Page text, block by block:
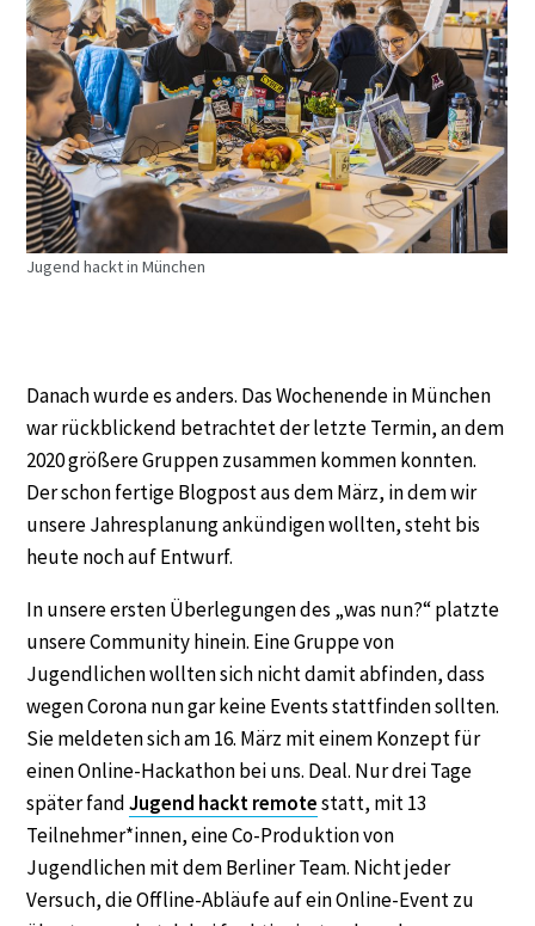
Jugend hackt in München
Danach wurde es anders. Das Wochenende in München
war rückblickend betrachtet der letzte Termin, an dem
2020 größere Gruppen zusammen kommen konnten.
Der schon fertige Blogpost aus dem März, in dem wir
unsere Jahresplanung ankündigen wollten, steht bis
heute noch auf Entwurf.
In unsere ersten Überlegungen des „was nun?“ platzte
unsere Community hinein. Eine Gruppe von
Jugendlichen wollten sich nicht damit abfinden, dass
wegen Corona nun gar keine Events stattfinden sollten.
Sie meldeten sich am 16. März mit einem Konzept für
einen Online-Hackathon bei uns. Deal. Nur drei Tage
später fandJugend hackt remotestatt, mit 13
Teilnehmer*innen, eine Co-Produktion von
Jugendlichen mit dem Berliner Team. Nicht jeder
Versuch, die Offline-Abläufe auf ein Online-Event zu